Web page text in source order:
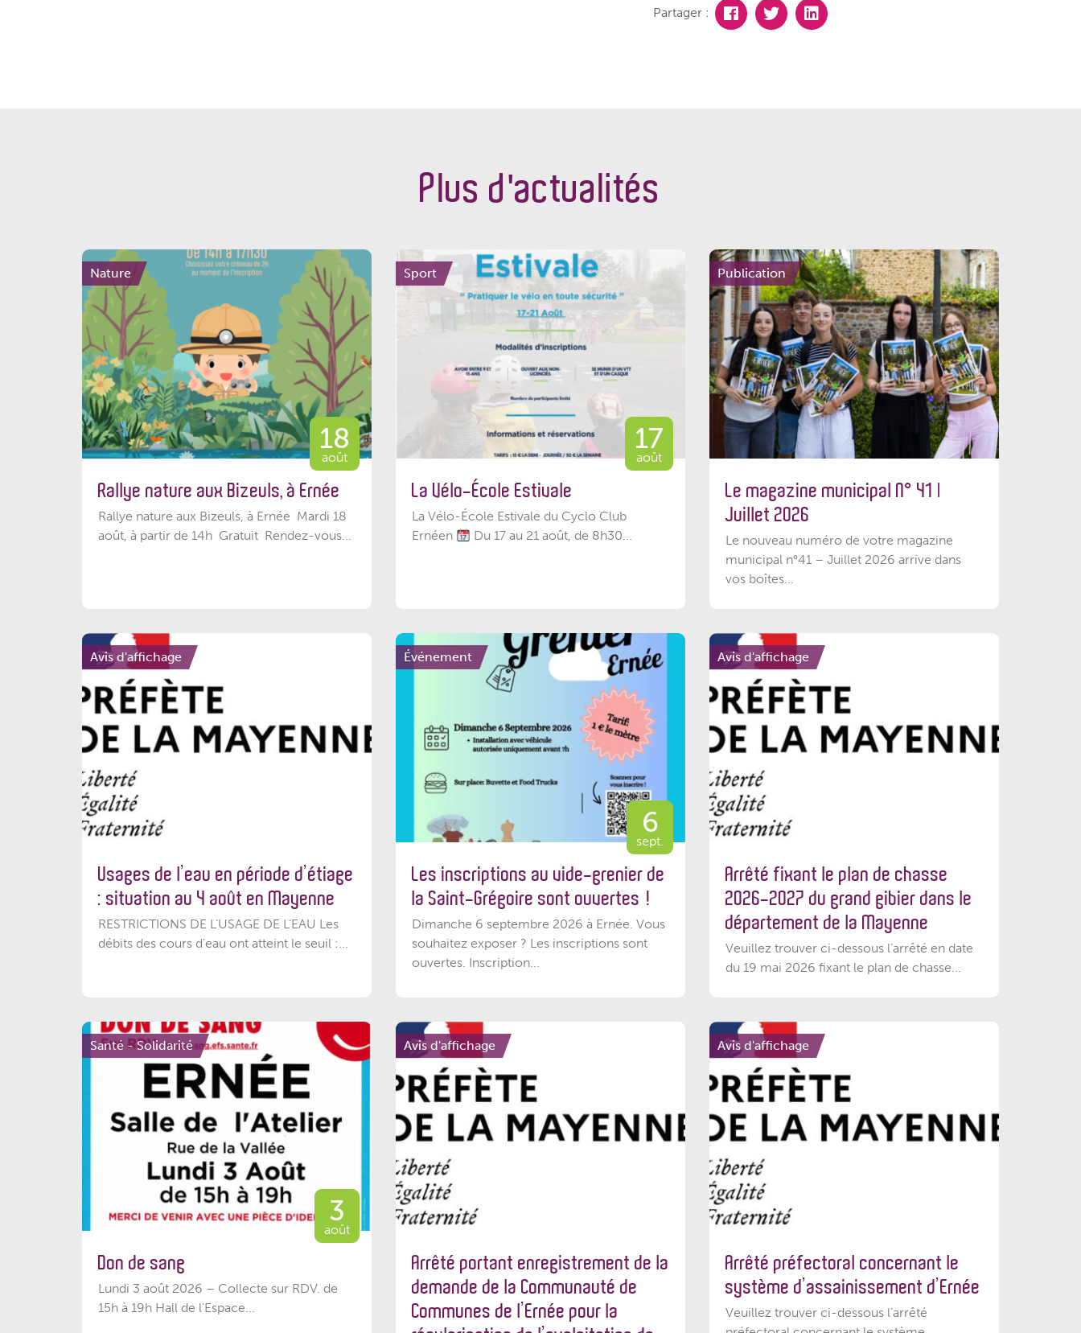
Partager :
Plus d'actualités
Nature
18
août
Rallye nature aux Bizeuls, à Ernée
Rallye nature aux Bizeuls, à Ernée Mardi 18
août, à partir de 14h Gratuit Rendez-vous...
Sport
17
août
La Vélo-École Estivale
La Vélo-École Estivale du Cyclo Club
Ernéen
Du 17 au 21 août, de 8h30...
Publication
Le magazine municipal N° 41 |
Juillet 2026
Le nouveau numéro de votre magazine
municipal n°41 – Juillet 2026 arrive dans
vos boîtes...
Avis d'affichage
Usages de l’eau en période d’étiage
: situation au 4 août en Mayenne
RESTRICTIONS DE L’USAGE DE L’EAU Les
débits des cours d'eau ont atteint le seuil :...
Événement
6
sept.
Les inscriptions au vide-grenier de
la Saint-Grégoire sont ouvertes !
Dimanche 6 septembre 2026 à Ernée. Vous
souhaitez exposer ? Les inscriptions sont
ouvertes. Inscription...
Avis d'affichage
Arrêté fixant le plan de chasse
2026-2027 du grand gibier dans le
département de la Mayenne
Veuillez trouver ci-dessous l’arrêté en date
du 19 mai 2026 fixant le plan de chasse...
Santé - Solidarité
3
août
Don de sang
Lundi 3 août 2026 – Collecte sur RDV. de
15h à 19h Hall de l'Espace...
Avis d'affichage
Arrêté portant enregistrement de la
demande de la Communauté de
Communes de l’Ernée pour la
Avis d'affichage
Arrêté préfectoral concernant le
système d’assainissement d’Ernée
Veuillez trouver ci-dessous l’arrêté